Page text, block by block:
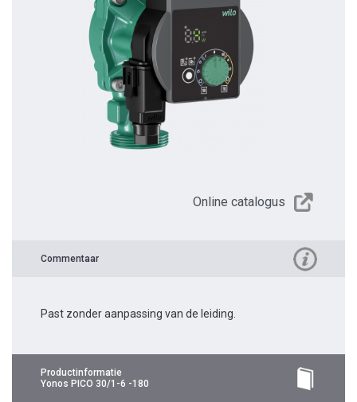
Online catalogus
Commentaar
Past zonder aanpassing van de leiding.
Productinformatie
Yonos PICO 30/1-6 -180